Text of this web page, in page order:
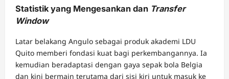
Statistik yang Mengesankan dan Transfer
Window
Latar belakang Angulo sebagai produk akademi LDU
Quito memberi fondasi kuat bagi perkembangannya. Ia
kemudian beradaptasi dengan gaya sepak bola Belgia
dan kini bermain terutama dari sisi kiri untuk masuk ke